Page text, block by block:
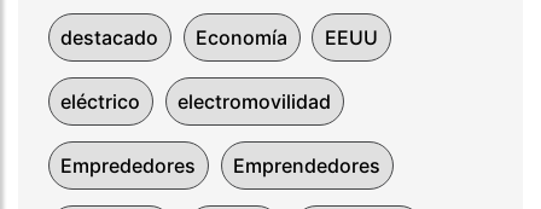
destacado Economía EEUU
eléctrico electromovilidad
Emprededores Emprendedores